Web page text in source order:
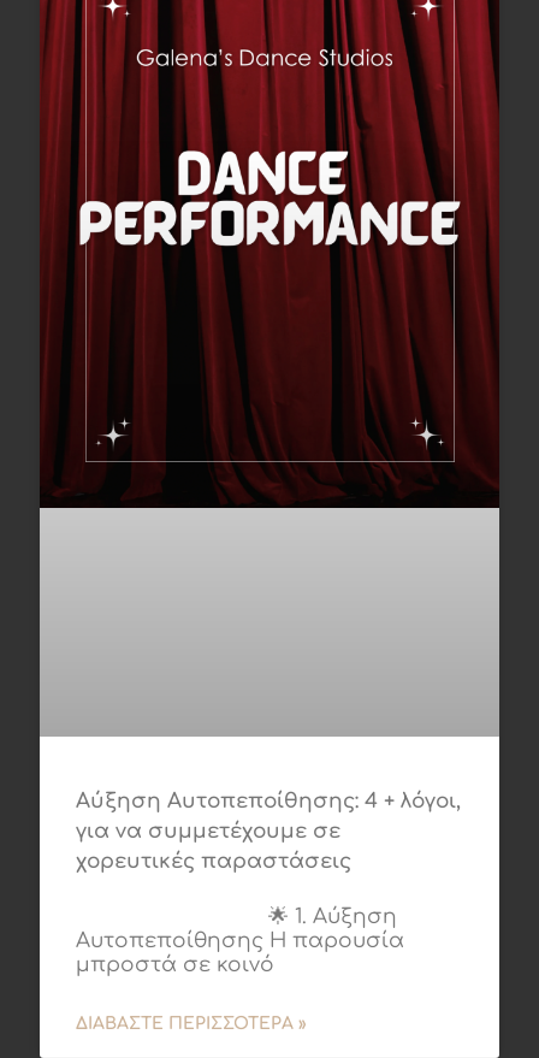
Αύξηση Αυτοπεποίθησης: 4 + λόγοι,
για να συμμετέχουμε σε
χορευτικές παραστάσεις
🌟 1. Αύξηση
Αυτοπεποίθησης Η παρουσία
μπροστά σε κοινό
ΔΙΑΒΆΣΤΕ ΠΕΡΙΣΣΌΤΕΡΑ »